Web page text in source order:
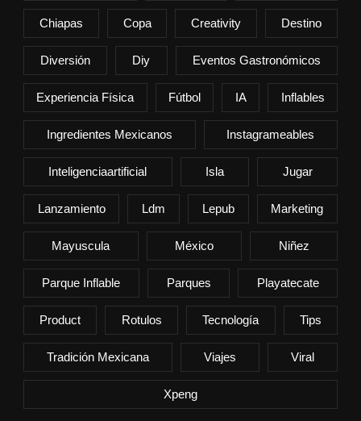
Chiapas Copa Creativity Destino
Diversión Diy Eventos Gastronómicos
Experiencia Física Fútbol IA Inflables
Ingredientes Mexicanos Instagrameables
Inteligenciaartificial Isla Jugar
Lanzamiento Ldm Lepub Marketing
Mayuscula México Niñez
Parque Inflable Parques Playatecate
Product Rotulos Tecnología Tips
Tradición Mexicana Viajes Viral
Xpeng